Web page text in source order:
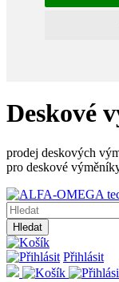
Deskové
prodej deskových
pro deskové
Hledat
Přihlásit